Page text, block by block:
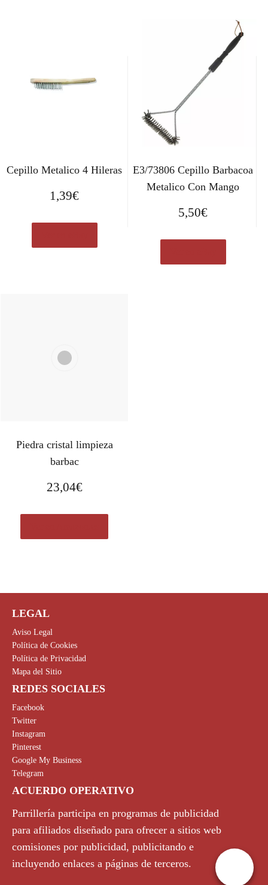
Cepillo Metalico 4 Hileras
1,39€
E3/73806 Cepillo Barbacoa
Metalico Con Mango
5,50€
Piedra cristal limpieza
barbac
23,04€
LEGAL
Aviso Legal
Política de Cookies
Política de Privacidad
Mapa del Sitio
REDES SOCIALES
Facebook
Twitter
Instagram
Pinterest
Google My Business
Telegram
ACUERDO OPERATIVO
Parrillería participa en programas de publicidad
para afiliados diseñado para ofrecer a sitios web
comisiones por publicidad, publicitando e
incluyendo enlaces a páginas de terceros.